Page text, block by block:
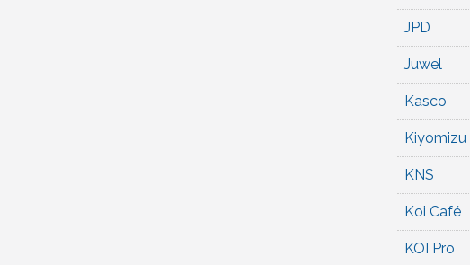
JPD
Juwel
Kasco
Kiyomizu
KNS
Koi Café
KOI Pro